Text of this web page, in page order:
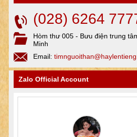
(028) 6264
Hòm thư 005 - Bưu điện trung
Minh
Email:
Zalo Official Account